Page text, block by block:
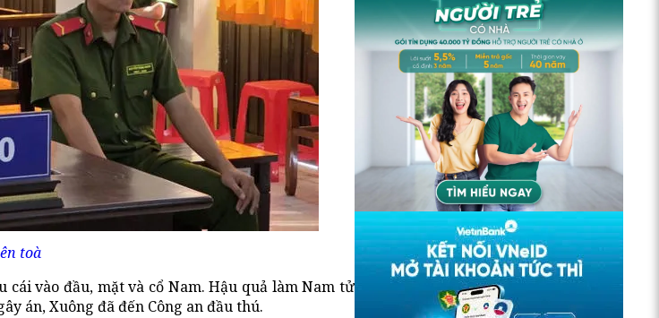
toà
vào đầu, mặt và cổ Nam. Hậu quả làm Nam tử
án, Xuông đã đến Công an đầu thú.